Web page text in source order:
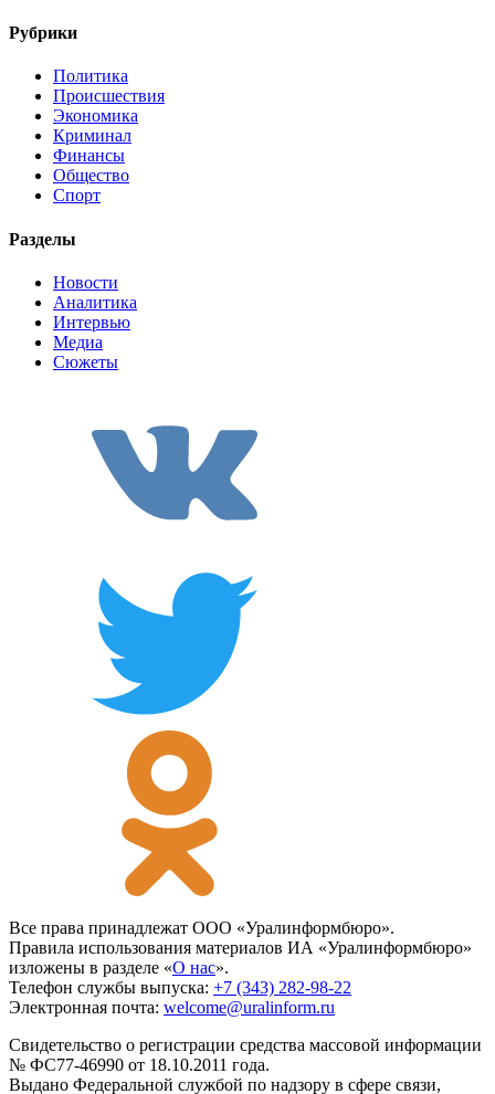
Рубрики
Политика
Происшествия
Экономика
Криминал
Финансы
Общество
Спорт
Разделы
Новости
Аналитика
Интервью
Медиа
Сюжеты
Все права принадлежат ООО «Уралинформбюро».
Правила использования материалов ИА «Уралинформбюро»
изложены в разделе «О нас».
Телефон службы выпуска: +7 (343) 282-98-22
Электронная почта: welcome@uralinform.ru
Свидетельство о регистрации средства массовой информации
№ ФС77-46990 от 18.10.2011 года.
Выдано Федеральной службой по надзору в сфере связи,